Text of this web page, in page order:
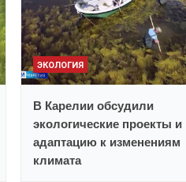
ЭКОЛОГИЯ
В Карелии обсудили
экологические проекты и
адаптацию к изменениям
климата